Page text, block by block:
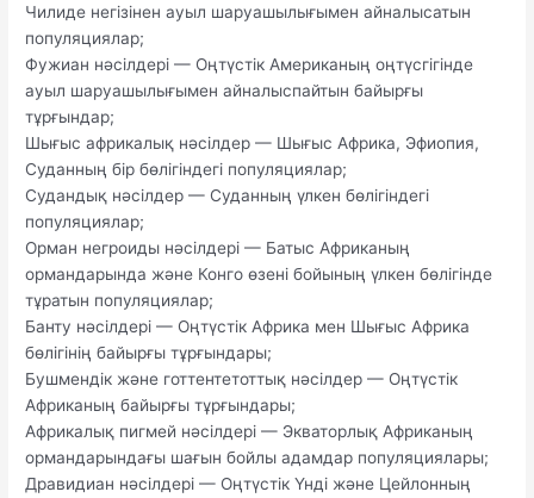
Чилиде негізінен ауыл шаруашылығымен айналысатын
популяциялар;
Фужиан нәсілдері — Оңтүстік Американың оңтүсгігінде
ауыл шаруашылығымен айналыспайтын байырғы
тұрғындар;
Шығыс африкалық нәсілдер — Шығыс Африка, Эфиопия,
Суданның бір бөлігіндегі популяциялар;
Судандық нәсілдер — Суданның үлкен бөлігіндегі
популяциялар;
Орман негроиды нәсілдері — Батыс Африканың
ормандарында және Конго өзені бойының үлкен бөлігінде
тұратын популяциялар;
Банту нәсілдері — Оңтүстік Африка мен Шығыс Африка
бөлігінің байырғы тұрғындары;
Бушмендік және готтентетоттық нәсілдер — Оңтүстік
Африканың байырғы тұрғындары;
Африкалық пигмей нәсілдері — Экваторлық Африканың
ормандарындағы шағын бойлы адамдар популяциялары;
Дравидиан нәсілдері — Оңтүстік Үнді және Цейлонның